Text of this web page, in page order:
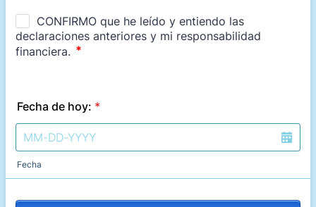
Fecha de hoy: *
Fecha